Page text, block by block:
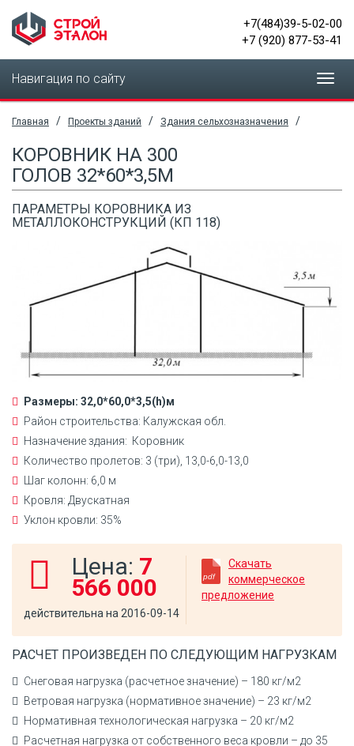
+7(484)39-5-02-00
+7 (920) 877-53-41
Навигация по сайту
Главная / Проекты зданий / Здания сельхозназначения /
КОРОВНИК НА 300
ГОЛОВ 32*60*3,5М
ПАРАМЕТРЫ КОРОВНИКА ИЗ
МЕТАЛЛОКОНСТРУКЦИЙ (КП 118)
Размеры: 32,0*60,0*3,5(h)м
Район строительства: Калужская обл.
Назначение здания: Коровник
Количество пролетов: 3 (три), 13,0-6,0-13,0
Шаг колонн: 6,0 м
Кровля: Двускатная
Уклон кровли: 35%
Цена: 7
566 000
действительна на 2016-09-14
Скачать
коммерческое
предложение
РАСЧЕТ ПРОИЗВЕДЕН ПО СЛЕДУЮЩИМ НАГРУЗКАМ
Снеговая нагрузка (расчетное значение) – 180 кг/м2
Ветровая нагрузка (нормативное значение) – 23 кг/м2
Нормативная технологическая нагрузка – 20 кг/м2
Расчетная нагрузка от собственного веса кровли – до 35